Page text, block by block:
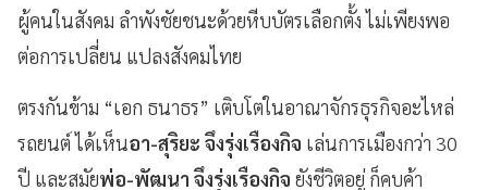
ผู้คนในสังคม ลำพังชัยชนะด้วยหีบบัตรเลือกตั้ง ไม่เพียงพอ
ต่อการเปลี่ยน แปลงสังคมไทย
ตรงกันข้าม “เอก ธนาธร” เติบโตในอาณาจักรธุรกิจอะไหล่
รถยนต์ ได้เห็นอา-สุริยะ จึงรุ่งเรืองกิจ เล่นการเมืองกว่า 30
ปี และสมัยพ่อ-พัฒนา จึงรุ่งเรืองกิจ ยังชีวิตอยู่ ก็คบค้า